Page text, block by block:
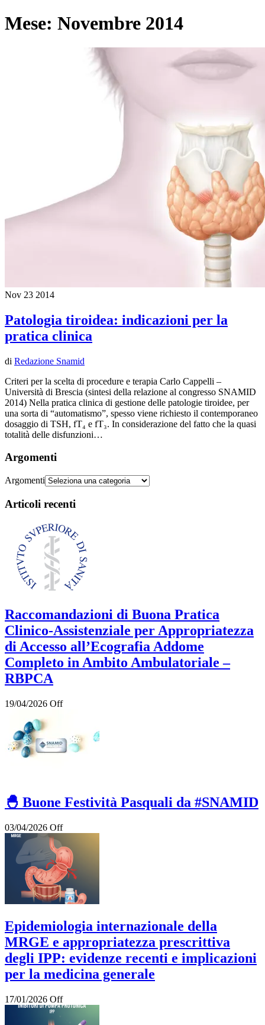
Mese: Novembre 2014
Nov 23 2014
Patologia tiroidea: indicazioni per la
pratica clinica
di Redazione Snamid
Criteri per la scelta di procedure e terapia Carlo Cappelli –
Università di Brescia (sintesi della relazione al congresso SNAMID
2014) Nella pratica clinica di gestione delle patologie tiroidee, per
una sorta di “automatismo”, spesso viene richiesto il contemporaneo
dosaggio di TSH, fT₄ e fT₃. In considerazione del fatto che la quasi
totalità delle disfunzioni…
Argomenti
Argomenti
Articoli recenti
Raccomandazioni di Buona Pratica
Clinico-Assistenziale per Appropriatezza
di Accesso all’Ecografia Addome
Completo in Ambito Ambulatoriale –
RBPCA
19/04/2026 Off
🐣 Buone Festività Pasquali da #SNAMID
03/04/2026 Off
Epidemiologia internazionale della
MRGE e appropriatezza prescrittiva
degli IPP: evidenze recenti e implicazioni
per la medicina generale
17/01/2026 Off